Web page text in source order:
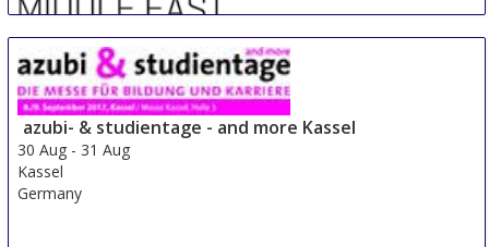
Sre Con Europe Middle East Africa
29 Aug-31 Aug
Duesseldorf area
Germany
azubi- & studientage - and more Kassel
30 Aug - 31 Aug
Kassel
Germany